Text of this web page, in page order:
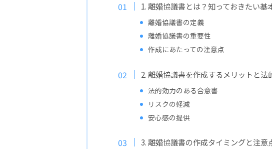
1. 離婚協議書とは？知っておきたい基
離婚協議書の定義
離婚協議書の重要性
作成にあたっての注意点
2. 離婚協議書を作成するメリットと法
法的効力のある合意書
リスクの軽減
安心感の提供
3. 離婚協議書の作成タイミングと注意